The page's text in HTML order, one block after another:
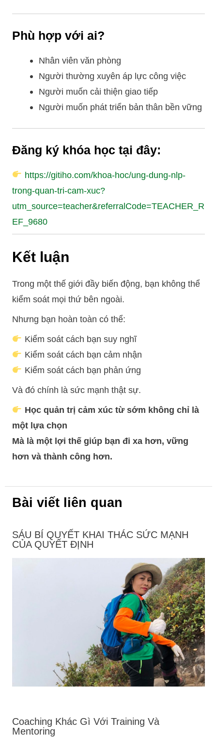
Phù hợp với ai?
Nhân viên văn phòng
Người thường xuyên áp lực công việc
Người muốn cải thiện giao tiếp
Người muốn phát triển bản thân bền vững
Đăng ký khóa học tại đây:
https://gitiho.com/khoa-hoc/ung-dung-nlp-
trong-quan-tri-cam-xuc?
utm_source=teacher&referralCode=TEACHER_R
EF_9680
Kết luận
Trong một thế giới đầy biến động, bạn không thể
kiểm soát mọi thứ bên ngoài.
Nhưng bạn hoàn toàn có thể:
Kiểm soát cách bạn suy nghĩ
Kiểm soát cách bạn cảm nhận
Kiểm soát cách bạn phản ứng
Và đó chính là sức mạnh thật sự.
Học quản trị cảm xúc từ sớm không chỉ là
một lựa chọn
Mà là một lợi thế giúp bạn đi xa hơn, vững
hơn và thành công hơn.
Bài viết liên quan
SÁU BÍ QUYẾT KHAI THÁC SỨC MẠNH
CỦA QUYẾT ĐỊNH
Coaching Khác Gì Với Training Và
Mentoring